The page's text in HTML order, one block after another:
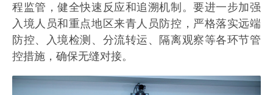
程监管，健全快速反应和追溯机制。要进一步加强
入境人员和重点地区来青人员防控，严格落实远端
防控、入境检测、分流转运、隔离观察等各环节管
控措施，确保无缝对接。